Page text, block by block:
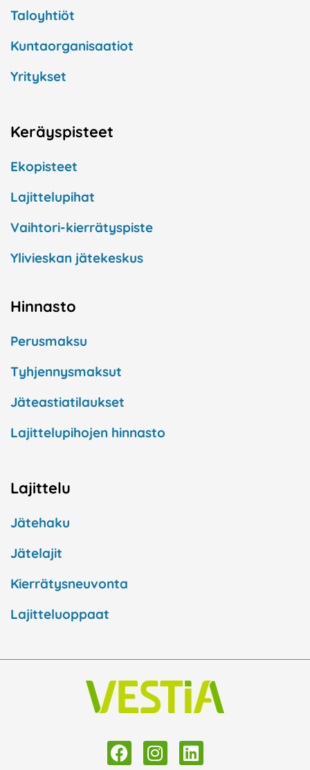
Taloyhtiöt
Kuntaorganisaatiot
Yritykset
Keräyspisteet
Ekopisteet
Lajittelupihat
Vaihtori-kierrätyspiste
Ylivieskan jätekeskus
Hinnasto
Perusmaksu
Tyhjennysmaksut
Jäteastiatilaukset
Lajittelupihojen hinnasto
Lajittelu
Jätehaku
Jätelajit
Kierrätysneuvonta
Lajitteluoppaat
a
n
i